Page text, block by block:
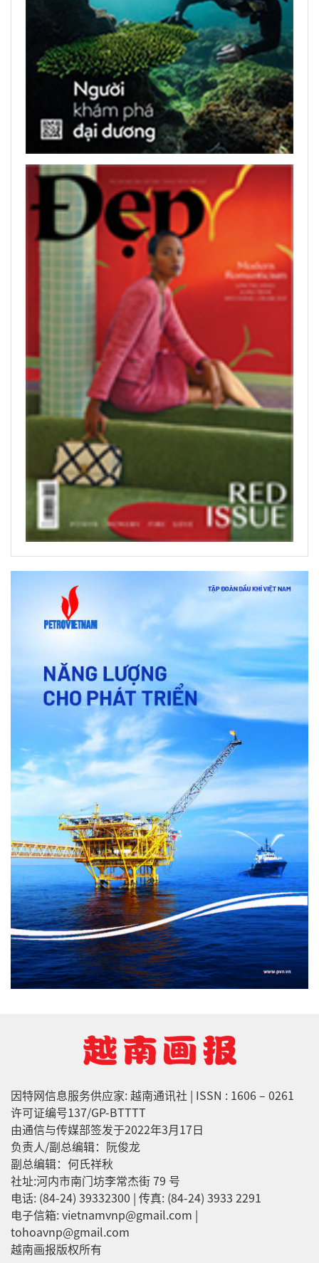
因特网信息服务供应家: 越南通讯社 | ISSN : 1606 – 0261
许可证编号137/GP-BTTTT
由通信与传媒部签发于2022年3月17日
负责人/副总编辑：阮俊龙
副总编辑：何氏祥秋
社址:河内市南门坊李常杰街 79 号
电话: (84-24) 39332300 | 传真: (84-24) 3933 2291
电子信箱: vietnamvnp@gmail.com |
tohoavnp@gmail.com
越南画报版权所有